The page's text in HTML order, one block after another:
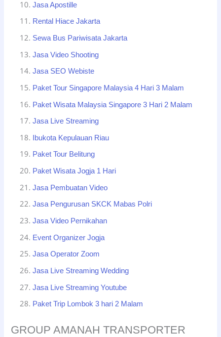
Jasa Apostille
Rental Hiace Jakarta
Sewa Bus Pariwisata Jakarta
Jasa Video Shooting
Jasa SEO Webiste
Paket Tour Singapore Malaysia 4 Hari 3 Malam
Paket Wisata Malaysia Singapore 3 Hari 2 Malam
Jasa Live Streaming
Ibukota Kepulauan Riau
Paket Tour Belitung
Paket Wisata Jogja 1 Hari
Jasa Pembuatan Video
Jasa Pengurusan SKCK Mabas Polri
Jasa Video Pernikahan
Event Organizer Jogja
Jasa Operator Zoom
Jasa Live Streaming Wedding
Jasa Live Streaming Youtube
Paket Trip Lombok 3 hari 2 Malam
GROUP AMANAH TRANSPORTER